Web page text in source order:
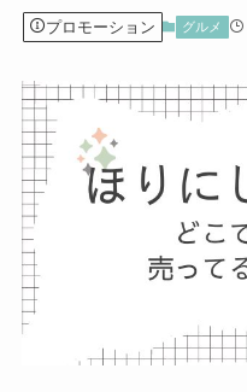
プロモーション グルメ